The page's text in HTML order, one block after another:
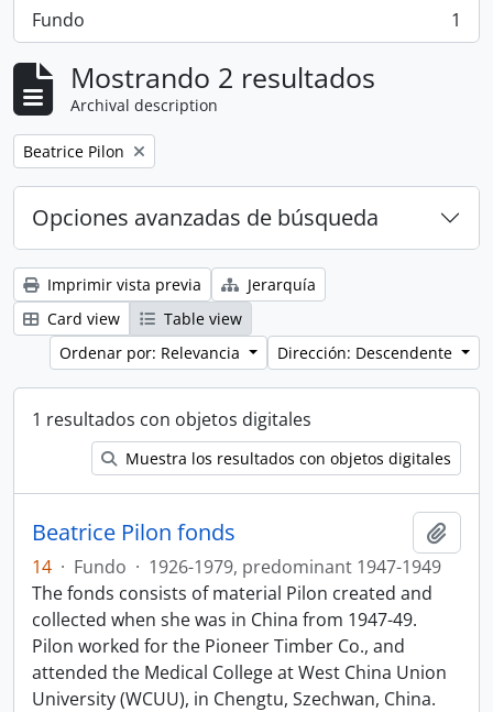
Fundo
, 1 resultados 1
Mostrando 2 resultados
Archival description
Remove filter:
Beatrice Pilon
Opciones avanzadas de búsqueda
Imprimir vista previa
Jerarquía
Card view
Table view
Ordenar por: Relevancia
Dirección: Descendente
1 resultados con objetos digitales
Muestra los resultados con objetos digitales
Beatrice Pilon fonds
14 · Fundo · 1926-1979, predominant 1947-1949
The fonds consists of material Pilon created and
collected when she was in China from 1947-49.
Pilon worked for the Pioneer Timber Co., and
attended the Medical College at West China Union
University (WCUU), in Chengtu, Szechwan, China.